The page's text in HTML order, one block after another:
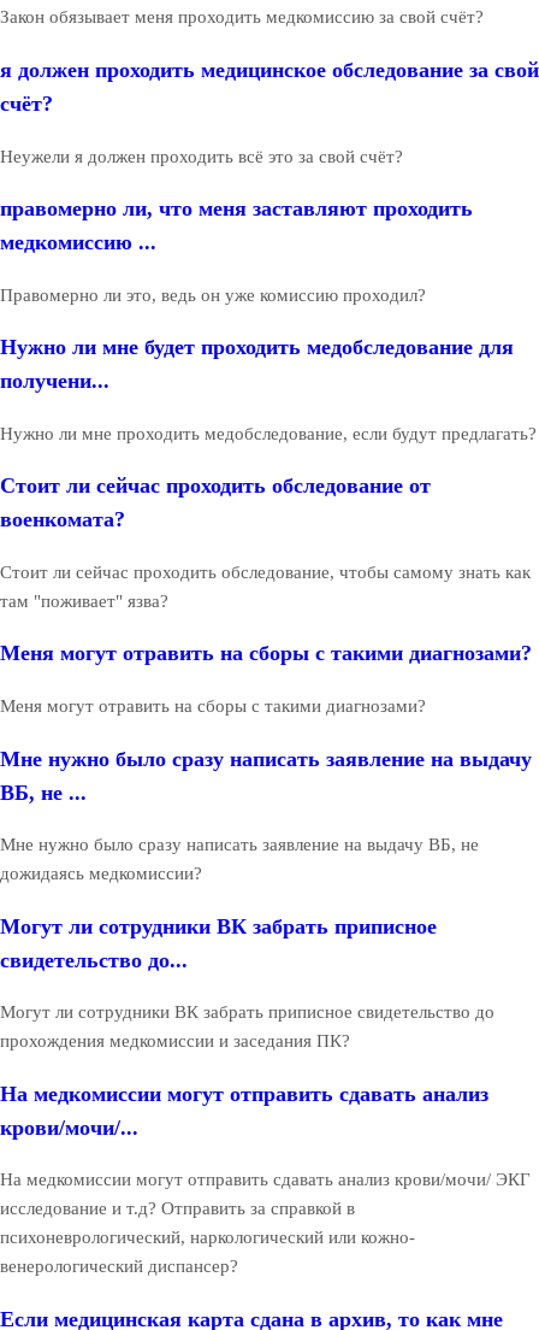
Закон обязывает меня проходить медкомиссию за свой счёт?
я должен проходить медицинское обследование за свой
счёт?
Неужели я должен проходить всё это за свой счёт?
правомерно ли, что меня заставляют проходить
медкомиссию ...
Правомерно ли это, ведь он уже комиссию проходил?
Нужно ли мне будет проходить медобследование для
получени...
Нужно ли мне проходить медобследование, если будут предлагать?
Стоит ли сейчас проходить обследование от
военкомата?
Стоит ли сейчас проходить обследование, чтобы самому знать как
там "поживает" язва?
Меня могут отравить на сборы с такими диагнозами?
Меня могут отравить на сборы с такими диагнозами?
Мне нужно было сразу написать заявление на выдачу
ВБ, не ...
Мне нужно было сразу написать заявление на выдачу ВБ, не
дожидаясь медкомиссии?
Могут ли сотрудники ВК забрать приписное
свидетельство до...
Могут ли сотрудники ВК забрать приписное свидетельство до
прохождения медкомиссии и заседания ПК?
На медкомиссии могут отправить сдавать анализ
крови/мочи/...
На медкомиссии могут отправить сдавать анализ крови/мочи/ ЭКГ
исследование и т.д? Отправить за справкой в
психоневрологический, наркологический или кожно-
венерологический диспансер?
Если медицинская карта сдана в архив, то как мне